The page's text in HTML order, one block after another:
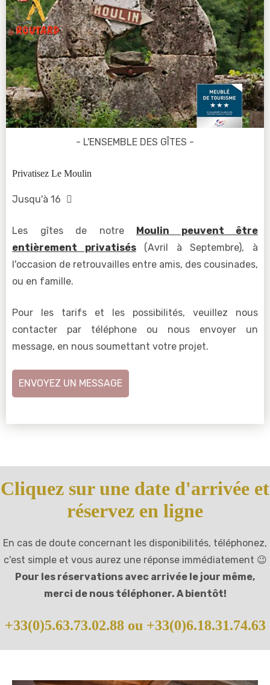
- L'ENSEMBLE DES GÎTES -
Privatisez Le Moulin
Jusqu'à 16
Les gîtes de notre Moulin peuvent être
entièrement privatisés(Avril à Septembre), à
l'occasion de retrouvailles entre amis, des cousinades,
ou en famille.
Pour les tarifs et les possibilités, veuillez nous
contacter par téléphone ou nous envoyer un
message, en nous soumettant votre projet.
ENVOYEZ UN MESSAGE
Cliquez sur une date d'arrivée et
réservez en ligne
En cas de doute concernant les disponibilités, téléphonez,
c'est simple et vous aurez une réponse immédiatement 😉
Pour les réservations avec arrivée le jour même,
merci de nous téléphoner. A bientôt!
+33(0)5.63.73.02.88 ou +33(0)6.18.31.74.63